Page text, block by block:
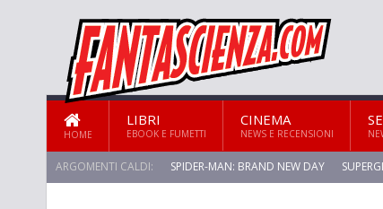
HOME
LIBRI
EBOOK E FUMETTI
CINEMA
NEWS E RECENSIONI
ARGOMENTI CALDI: SPIDER-MAN: BRAND NEW DAY